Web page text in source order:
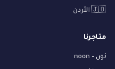
🇯🇴 الأردن
متاجرنا
نون - noon